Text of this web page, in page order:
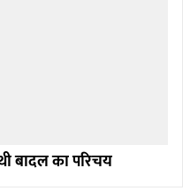
बादल का परिचय